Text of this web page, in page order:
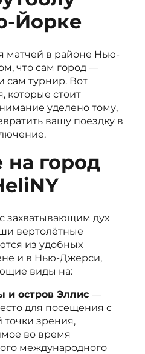
Йорке
матчей в районе Нью-
что сам город —
сам турнир. Вот
которые стоит
уделено тому,
вашу поездку в
на город
захватывающим дух
вертолётные
из удобных
и в Нью-Джерси,
виды на:
и остров Эллис —
для посещения с
точки зрения,
во время
международного